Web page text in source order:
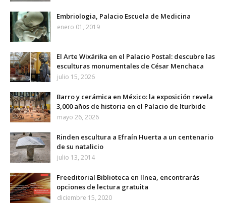
Embriologia, Palacio Escuela de Medicina
enero 01, 2019
El Arte Wixárika en el Palacio Postal: descubre las
esculturas monumentales de César Menchaca
julio 15, 2026
Barro y cerámica en México: la exposición revela
3,000 años de historia en el Palacio de Iturbide
mayo 26, 2026
Rinden escultura a Efraín Huerta a un centenario
de su natalicio
julio 13, 2014
Freeditorial Biblioteca en línea, encontrarás
opciones de lectura gratuita
diciembre 15, 2020